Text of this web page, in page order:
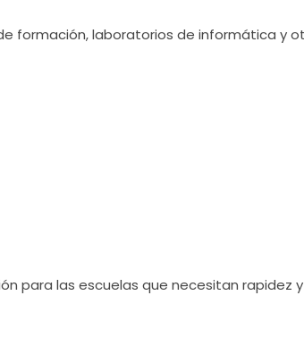
formación, laboratorios de informática y
para las escuelas que necesitan rapidez